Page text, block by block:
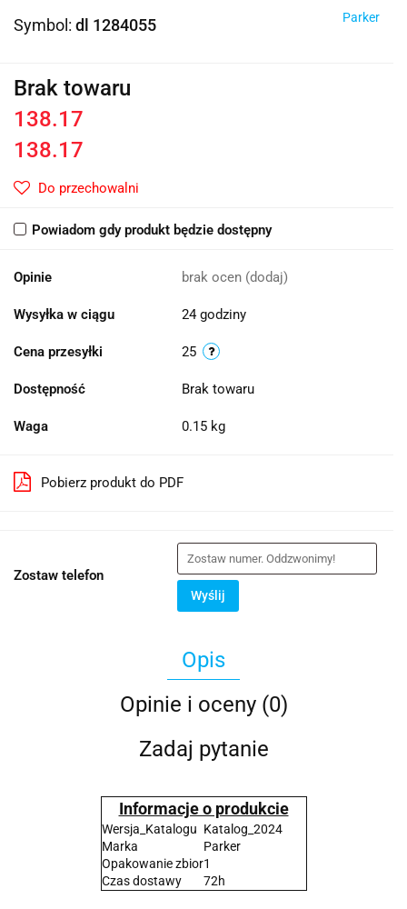
Symbol: dl 1284055 Parker
Brak towaru
138.17
138.17
Do przechowalni
Powiadom gdy produkt będzie dostępny
Opinie brak ocen (dodaj)
Wysyłka w ciągu 24 godziny
Cena przesyłki 25
Dostępność Brak towaru
Waga 0.15 kg
Pobierz produkt do PDF
Zostaw telefon
Wyślij
Opis
Opinie i oceny (0)
Zadaj pytanie
Informacje o produkcie
Wersja_Katalogu Katalog_2024
Marka
Parker
Opakowanie zbior1
Czas dostawy
72h